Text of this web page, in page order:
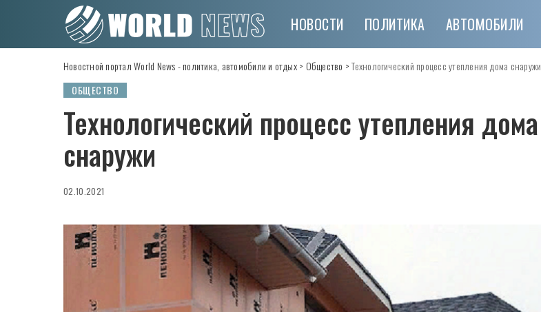
НОВОСТИ ПОЛИТИКА АВТОМОБИЛИ
Новостной портал World News - политика, автомобили и отдых> Общество >Технологический процесс утепления дома снаружи
ОБЩЕСТВО
Технологический процесс утепления дома
снаружи
02.10.2021